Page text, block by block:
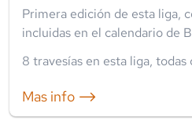
Primera edición de esta liga,
incluidas en el calendario de
8 travesías en esta liga, todas
Mas info ⟶